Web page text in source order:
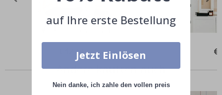
€42,00
Andere kauften auch
auf Ihre erste Bestellung
Jetzt Einlösen
Nein danke, ich zahle den vollen preis